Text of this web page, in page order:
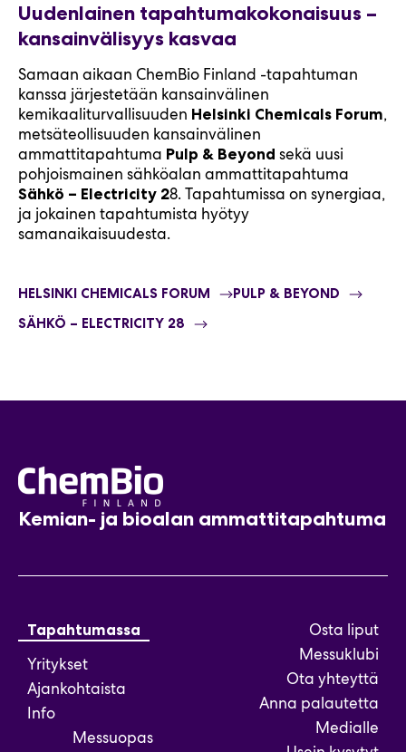
Uudenlainen tapahtumakokonaisuus –
kansainvälisyys kasvaa
Samaan aikaan ChemBio Finland -tapahtuman
kanssa järjestetään kansainvälinen
kemikaaliturvallisuuden Helsinki Chemicals Forum,
metsäteollisuuden kansainvälinen
ammattitapahtuma Pulp & Beyond sekä uusi
pohjoismainen sähköalan ammattitapahtuma
Sähkö – Electricity 28. Tapahtumissa on synergiaa,
ja jokainen tapahtumista hyötyy
samanaikaisuudesta.
HELSINKI CHEMICALS FORUM
PULP & BEYOND
SÄHKÖ – ELECTRICITY 28
Kemian- ja bioalan ammattitapahtuma
Tapahtumassa
Yritykset
Ajankohtaista
Info
Messuopas
Osta liput
Messuklubi
Ota yhteyttä
Anna palautetta
Medialle